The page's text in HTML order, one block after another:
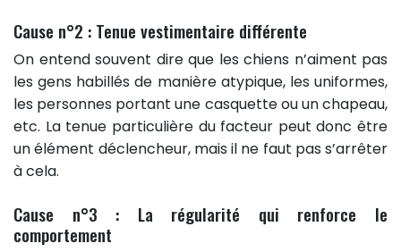
Cause n°2 : Tenue vestimentaire différente
On entend souvent dire que les chiens n’aiment pas
les gens habillés de manière atypique, les uniformes,
les personnes portant une casquette ou un chapeau,
etc. La tenue particulière du facteur peut donc être
un élément déclencheur, mais il ne faut pas s’arrêter
à cela.
Cause n°3 : La régularité qui renforce le
comportement